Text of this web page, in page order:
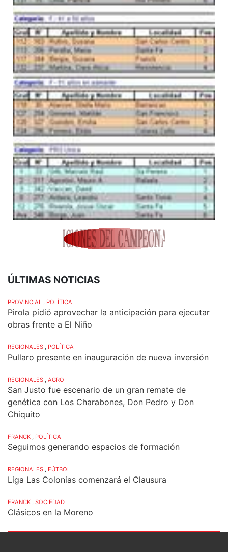
ÚLTIMAS NOTICIAS
PROVINCIAL , POLÍTICA
Pirola pidió aprovechar la anticipación para ejecutar
obras frente a El Niño
REGIONALES , POLÍTICA
Pullaro presente en inauguración de nueva inversión
REGIONALES , AGRO
San Justo fue escenario de un gran remate de
genética con Los Charabones, Don Pedro y Don
Chiquito
FRANCK , POLÍTICA
Seguimos generando espacios de formación
REGIONALES , FÚTBOL
Liga Las Colonias comenzará el Clausura
FRANCK , SOCIEDAD
Clásicos en la Moreno